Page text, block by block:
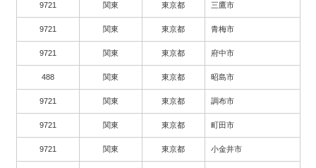
9721 関東 東京都 三鷹市
9721 関東 東京都 青梅市
9721 関東 東京都 府中市
488 関東 東京都 昭島市
9721 関東 東京都 調布市
9721 関東 東京都 町田市
9721 関東 東京都 小金井市